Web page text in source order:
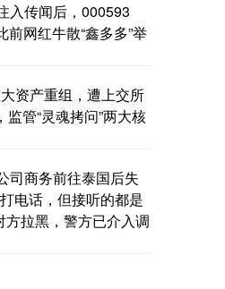
入传闻后，000593
前网红牛散“鑫多多”举
资产重组，遭上交所
管“灵魂拷问”两大核
司商务前往泰国后失
电话，但接听的都是
拉黑，警方已介入调